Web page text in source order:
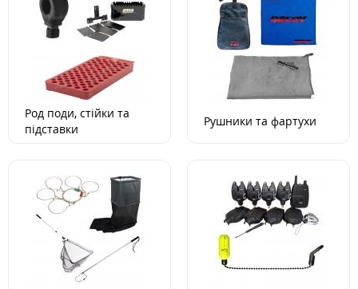
Род поди, стійки та
підставки
Рушники та фартухи